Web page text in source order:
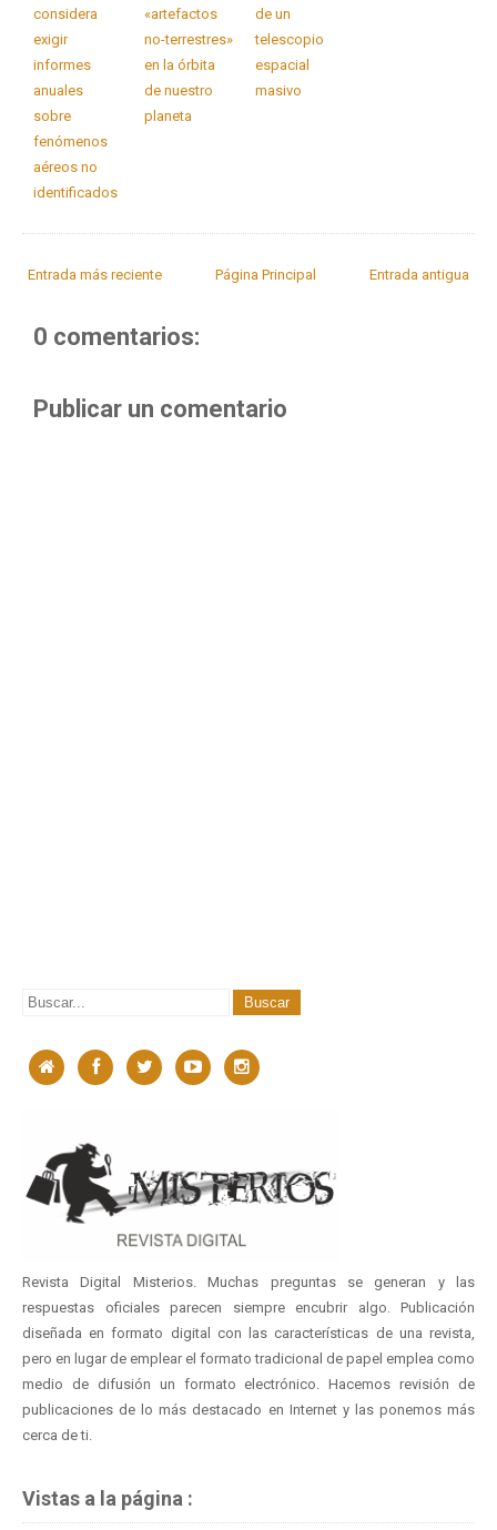
considera
exigir
informes
anuales
sobre
fenómenos
aéreos no
identificados
«artefactos
no-terrestres»
en la órbita
de nuestro
planeta
de un
telescopio
espacial
masivo
Entrada más reciente Entrada antigua
Página Principal
0 comentarios:
Publicar un comentario
Revista Digital Misterios. Muchas preguntas se generan y las
respuestas oficiales parecen siempre encubrir algo. Publicación
diseñada en formato digital con las características de una revista,
pero en lugar de emplear el formato tradicional de papel emplea como
medio de difusión un formato electrónico. Hacemos revisión de
publicaciones de lo más destacado en Internet y las ponemos más
cerca de ti.
Vistas a la página :